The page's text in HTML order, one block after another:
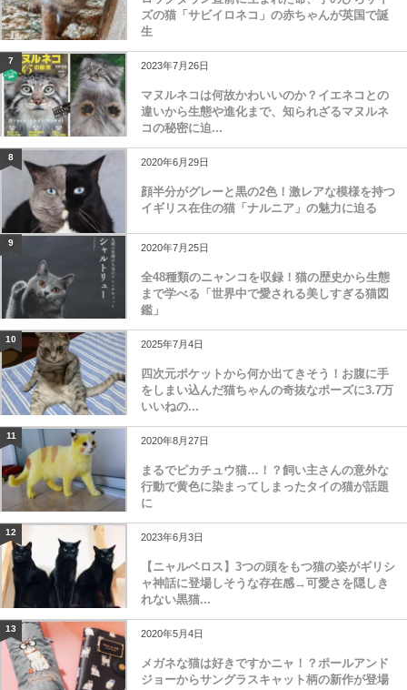
ズの猫「サビイロネコ」の赤ちゃんが英国で誕
生
7 2023年7月26日
マヌルネコは何故かわいいのか？イエネコとの
違いから生態や進化まで、知られざるマヌルネ
コの秘密に迫...
8 2020年6月29日
顔半分がグレーと黒の2色！激レアな模様を持つ
イギリス在住の猫「ナルニア」の魅力に迫る
9 2020年7月25日
全48種類のニャンコを収録！猫の歴史から生態
まで学べる「世界中で愛される美しすぎる猫図
鑑」
10 2025年7月4日
四次元ポケットから何か出てきそう！お腹に手
をしまい込んだ猫ちゃんの奇抜なポーズに3.7万
いいねの...
11 2020年8月27日
まるでピカチュウ猫…！？飼い主さんの意外な
行動で黄色に染まってしまったタイの猫が話題
に
12 2023年6月3日
【ニャルベロス】3つの頭をもつ猫の姿がギリシ
ャ神話に登場しそうな存在感→可愛さを隠しき
れない黒猫...
13 2020年5月4日
メガネな猫は好きですかニャ！？ポールアンド
ジョーからサングラスキャット柄の新作が登場